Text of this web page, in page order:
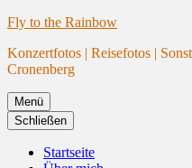
Website
geladen
Zum
springen
Fly to the Rainbow
Konzertfotos | Reisefotos |
Cronenberg
Menü
Schließen
Startseite